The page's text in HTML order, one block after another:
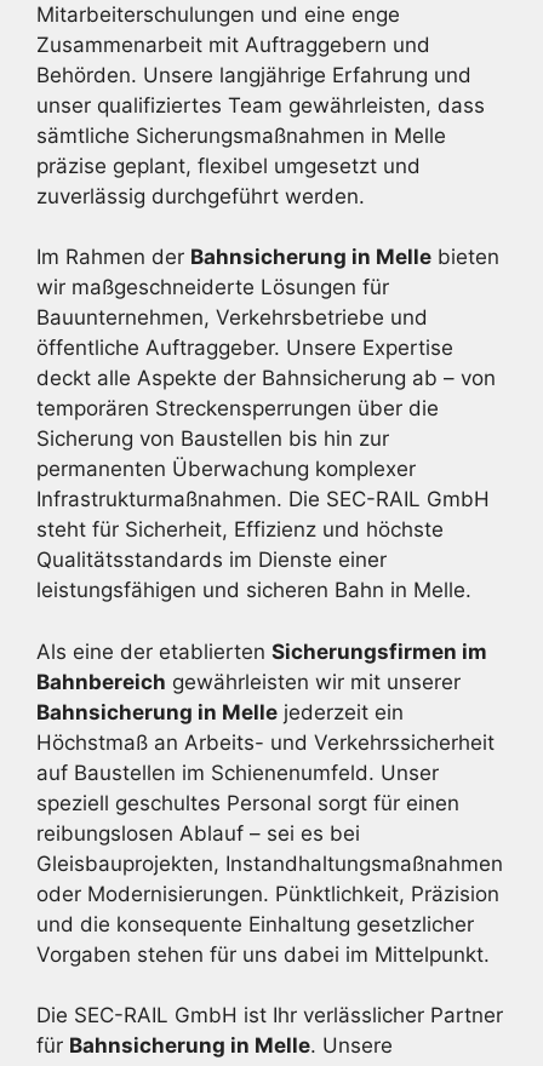
Mitarbeiterschulungen und eine enge
Zusammenarbeit mit Auftraggebern und
Behörden. Unsere langjährige Erfahrung und
unser qualifiziertes Team gewährleisten, dass
sämtliche Sicherungsmaßnahmen in Melle
präzise geplant, flexibel umgesetzt und
zuverlässig durchgeführt werden.
Im Rahmen der Bahnsicherung in Melle bieten
wir maßgeschneiderte Lösungen für
Bauunternehmen, Verkehrsbetriebe und
öffentliche Auftraggeber. Unsere Expertise
deckt alle Aspekte der Bahnsicherung ab – von
temporären Streckensperrungen über die
Sicherung von Baustellen bis hin zur
permanenten Überwachung komplexer
Infrastrukturmaßnahmen. Die SEC-RAIL GmbH
steht für Sicherheit, Effizienz und höchste
Qualitätsstandards im Dienste einer
leistungsfähigen und sicheren Bahn in Melle.
Als eine der etablierten Sicherungsfirmen im
Bahnbereich gewährleisten wir mit unserer
Bahnsicherung in Melle jederzeit ein
Höchstmaß an Arbeits- und Verkehrssicherheit
auf Baustellen im Schienenumfeld. Unser
speziell geschultes Personal sorgt für einen
reibungslosen Ablauf – sei es bei
Gleisbauprojekten, Instandhaltungsmaßnahmen
oder Modernisierungen. Pünktlichkeit, Präzision
und die konsequente Einhaltung gesetzlicher
Vorgaben stehen für uns dabei im Mittelpunkt.
Die SEC-RAIL GmbH ist Ihr verlässlicher Partner
für Bahnsicherung in Melle. Unsere